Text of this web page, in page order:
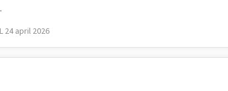
24 april 2026